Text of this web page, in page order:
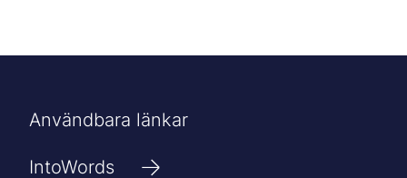
Användbara länkar
IntoWords